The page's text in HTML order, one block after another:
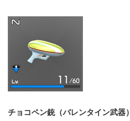
チョコペン銃（バレンタイン武器）